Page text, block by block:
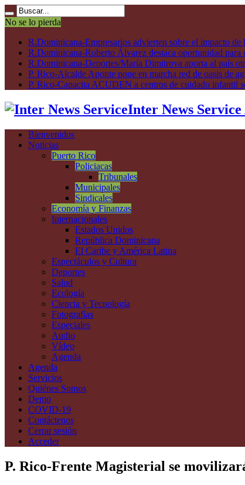
No se lo pierda
R.Dominicana-Empresarios advierten sobre el impacto
R.Dominicana-Roberto Álvarez destaca oportunidad
R.Dominicana-Deportes/María Dimitrova aporta al país
P. Rico-Alcalde Aponte pone en marcha red de oasis de
P. Rico-Capacita ACUDEN a centros de cuidado infantil
Inter News
Bienvenidos
Noticias
Puerto Rico
Policiacas
Tribunales
Municipales
Sindicales
Economía y Finanzas
Internacionales
Estados Unidos
República Dominicana
El Caribe y América Latina
Espectáculos y Cultura
Deportes
Salud
Ecología
Ciencia y Tecnología
Fotografías
Especiales
Audio
Vídeo
Agenda
Agenda
Servicios
Quiénes Somos
Demo
COVID-19
Contáctenos
Cerrar sesión
Acceder
P. Rico-Frente Magisterial se